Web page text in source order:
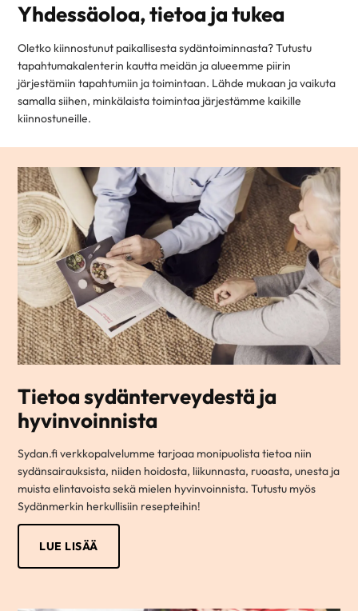
Yhdessäoloa, tietoa ja tukea
Oletko kiinnostunut paikallisesta sydäntoiminnasta? Tutustu
tapahtumakalenterin kautta meidän ja alueemme piirin
järjestämiin tapahtumiin ja toimintaan. Lähde mukaan ja vaikuta
samalla siihen, minkälaista toimintaa järjestämme kaikille
kiinnostuneille.
Tietoa sydänterveydestä ja
hyvinvoinnista
Sydan.fi verkkopalvelumme tarjoaa monipuolista tietoa niin
sydänsairauksista, niiden hoidosta, liikunnasta, ruoasta, unesta ja
muista elintavoista sekä mielen hyvinvoinnista. Tutustu myös
Sydänmerkin herkullisiin resepteihin!
LUE LISÄÄ